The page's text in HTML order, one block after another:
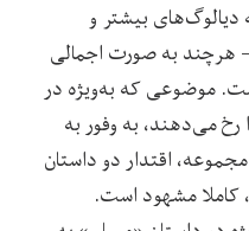
دیالوگ‌های بیشتر و
هرچند به صورت اجمالی
موضوعی که به‌ویژه در
می‌دهند، به وفور به
اقتدار دو داستان
مشهود است.